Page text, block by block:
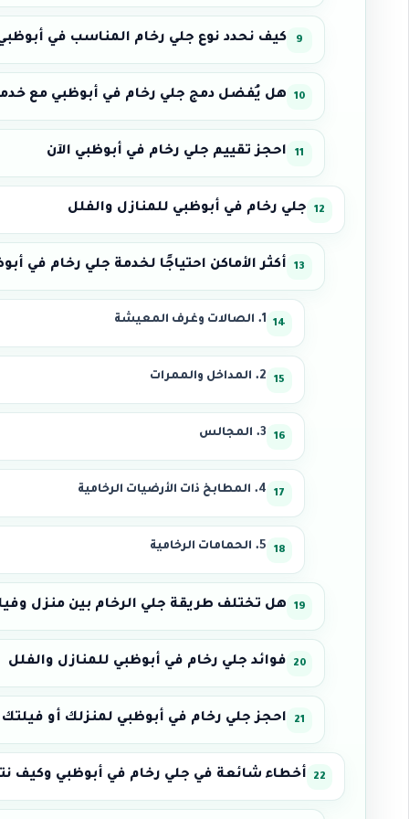
كيف نحدد نوع جلي رخام المناسب في
هل يُفضل دمج جلي رخام في أبوظبي مع
احجز تقييم جلي رخام في أبوظبي الآن
جلي رخام في أبوظبي للمنازل والفلل
أكثر الأماكن احتياجًا لخدمة جلي رخام في
1. الصالات وغرف المعيشة
2. المداخل والممرات
3. المجالس
4. المطابخ ذات الأرضيات الرخامية
5. الحمامات الرخامية
هل تختلف طريقة جلي الرخام بين منزل
فوائد جلي رخام في أبوظبي للمنازل والفلل
احجز جلي رخام في أبوظبي لمنزلك أو فيلتك
أخطاء شائعة في جلي رخام في أبوظبي وكيف